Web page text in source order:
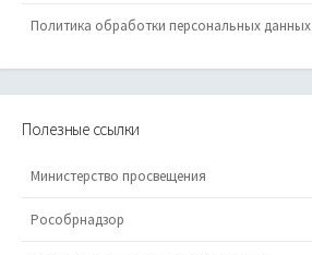
Политика обработки персональных данных
Полезные ссылки
Министерство просвещения
Рособрнадзор